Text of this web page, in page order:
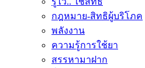
กฎหมาย-สิทธิผู้บริโภค
พลังงาน
ความรู้การใช้ยา
สรรหามาฝาก